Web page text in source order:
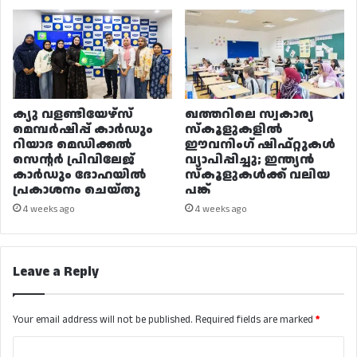
ക്യു വളണ്ടിയേഴ്‌സ്
മെമ്പർഷിപ്പ് കാർഡും
റിയാദ മെഡിക്കൽ
സെന്റർ പ്രിവിലേജ്
കാർഡും ദോഹയിൽ
പ്രകാശനം ചെയ്തു
4 weeks ago
ഖത്തറിലെ സ്വകാര്യ
സ്കൂളുകളിൽ
ഈവനിംഗ് ഷിഫ്റ്റുകൾ
വ്യാപിപ്പിച്ചു; ഇന്ത്യൻ
സ്കൂളുകൾക്ക് വലിയ
പങ്ക്
4 weeks ago
Leave a Reply
Your email address will not be published. Required fields are marked *